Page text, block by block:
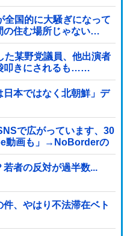
全国的に大騒ぎになって
住む場所じゃない…
た某野党議員、他出演者
叩きにされるも……
日本ではなく北朝鮮」デ
で広がっています、30
動画も」→NoBorderの
若者の反対が過半数...
件、やはり不法滞在ベト